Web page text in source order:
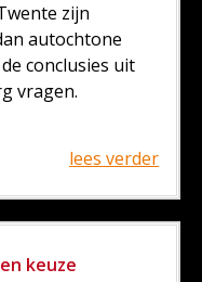
zijn
autochtone
conclusies uit
vragen.
lees verder
keuze